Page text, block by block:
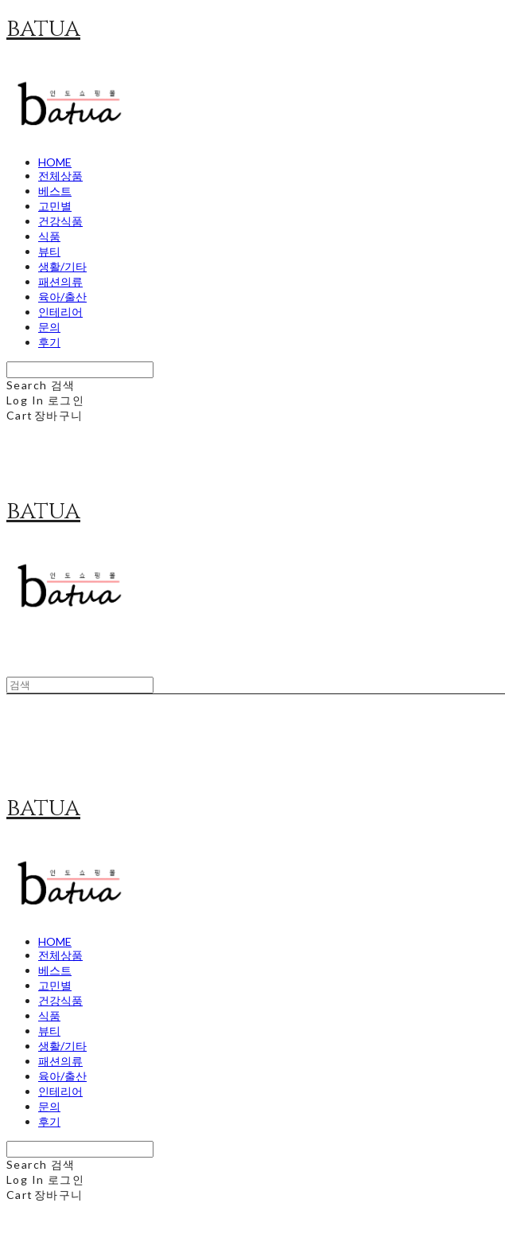
batua
HOME
전체상품
베스트
고민별
건강식품
식품
뷰티
생활/기타
패션의류
육아/출산
인테리어
문의
후기
Search 검색
Log In 로그인
Cart 장바구니
batua
batua
HOME
전체상품
베스트
고민별
건강식품
식품
뷰티
생활/기타
패션의류
육아/출산
인테리어
문의
후기
Search 검색
Log In 로그인
Cart 장바구니